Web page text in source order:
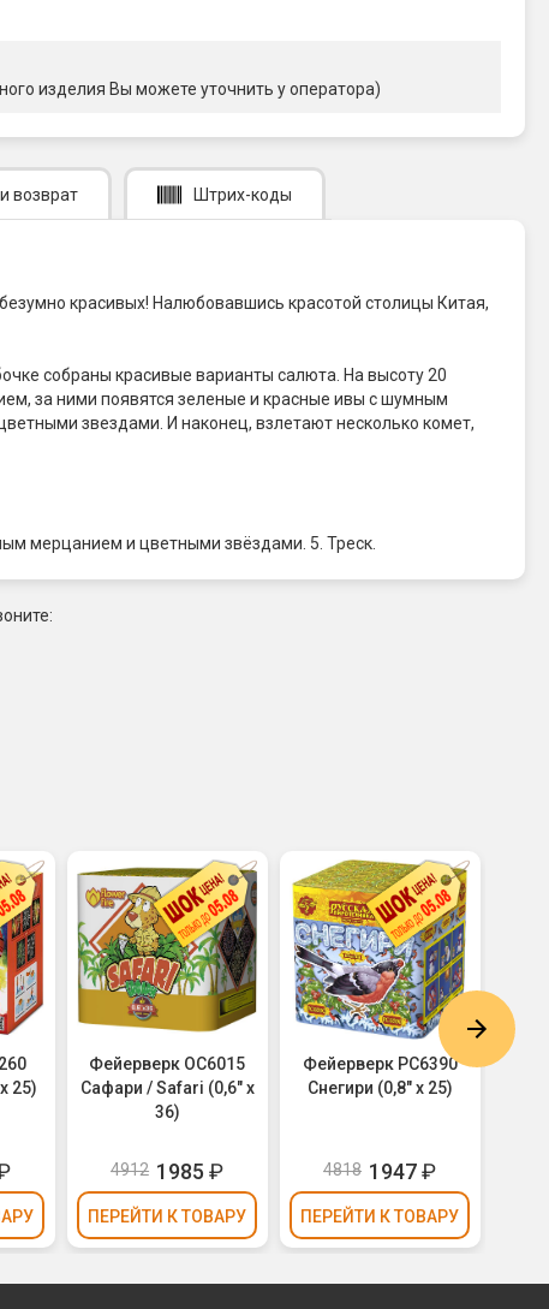
изделия Вы можете уточнить у оператора)
и возврат Штрих-коды
красивых! Налюбовавшись красотой столицы Китая,
собраны красивые варианты салюта. На высоту 20
за ними появятся зеленые и красные ивы с шумным
звездами. И наконец, взлетают несколько комет,
мерцанием и цветными звёздами. 5. Треск.
25)
Фейерверк ОС6015
Сафари / Safari (0,6" х
36)
4912 1985 ₽
ПЕРЕЙТИ К ТОВАРУ
Фейерверк РС6390
Снегири (0,8" х 25)
4818 1947₽
ПЕРЕЙТИ К ТОВАРУ